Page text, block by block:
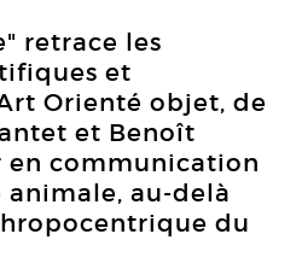
retrace les
et
Orienté objet, de
et Benoît
en communication
animale, au-delà
du